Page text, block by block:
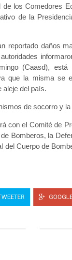
los Comedores
de la
reportado daños
(Caasd),
que la misma se
aleje del país.
de socorro y
con el Comité de
Bomberos, la
del Cuerpo de